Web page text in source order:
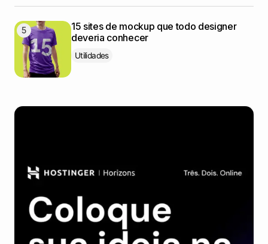
15 sites de mockup que todo designer
deveria conhecer
Utilidades